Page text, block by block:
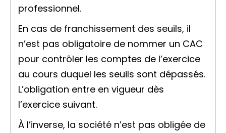
professionnel.
En cas de franchissement des seuils, il
n’est pas obligatoire de nommer un CAC
pour contrôler les comptes de l’exercice
au cours duquel les seuils sont dépassés.
L’obligation entre en vigueur dès
l’exercice suivant.
À l’inverse, la société n’est pas obligée de